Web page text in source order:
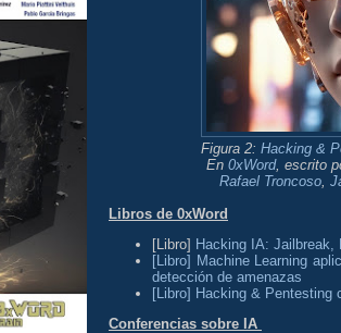
Figura 2: Hacking &
En 0xWord, escrito
Rafael Troncoso
Libros de 0xWord
[Libro] Hacking IA: Jailbreak,
[Libro] Machine Learning
detección de amenazas
[Libro] Hacking & Pentesting
Conferencias sobre IA